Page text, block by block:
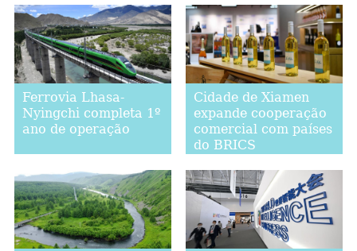
Ferrovia Lhasa-
Nyingchi completa 1º
ano de operação
Cidade de Xiamen
expande cooperação
comercial com países
do BRICS